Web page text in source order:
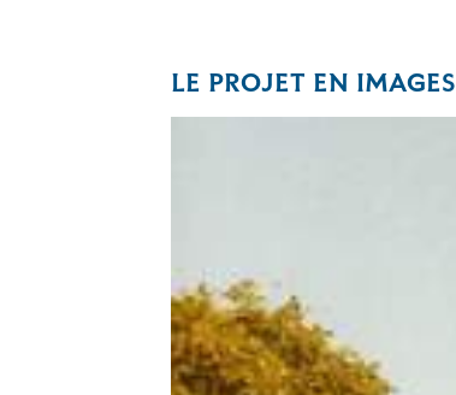
LE PROJET EN IMAGES